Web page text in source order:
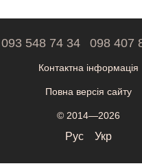
093 548 74 34 098 407
Контактна інформація
Повна версія сайту
© 2014—2026
Рус Укр